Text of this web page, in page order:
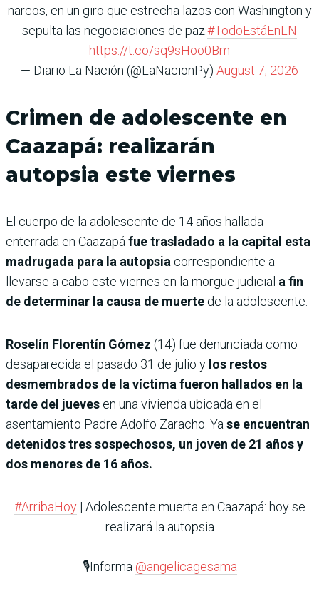
narcos, en un giro que estrecha lazos con Washington y
sepulta las negociaciones de paz.#TodoEstáEnLN
https://t.co/sq9sHoo0Bm
— Diario La Nación (@LaNacionPy) August 7, 2026
Crimen de adolescente en
Caazapá: realizarán
autopsia este viernes
El cuerpo de la adolescente de 14 años hallada
enterrada en Caazapáfue trasladado a la capital esta
madrugada para la autopsia correspondiente a
llevarse a cabo este viernes en la morgue judicial a fin
de determinar la causa de muerte de la adolescente.
Roselín Florentín Gómez (14) fue denunciada como
desaparecida el pasado 31 de julio y los restos
desmembrados de la víctima fueron hallados en la
tarde del jueves en una vivienda ubicada en el
asentamiento Padre Adolfo Zaracho. Yase encuentran
detenidos tres sospechosos, un joven de 21 años y
dos menores de 16 años.
#ArribaHoy| Adolescente muerta en Caazapá: hoy se
realizará la autopsia
🎙️Informa @angelicagesama